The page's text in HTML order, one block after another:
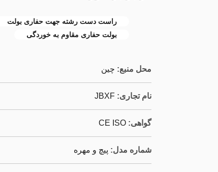
راست دست رشته جهت حفاری بولت
بولت حفاری مقاوم به خوردگی
محل منبع: چین
نام تجاری: JBXF
گواهی: CE ISO
شماره مدل: پیچ و مهره